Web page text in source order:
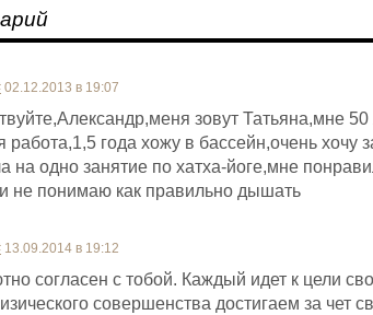
02.12.2013 в 19:07
зовут Татьяна,мне
работа,1,5 года хожу в бассейн,очень хочу
на одно занятие по хатха-йоге,мне
не понимаю как правильно дышать
13.09.2014 в 19:12
согласен с тобой. Каждый идет к цели
совершенства достигаем за чет